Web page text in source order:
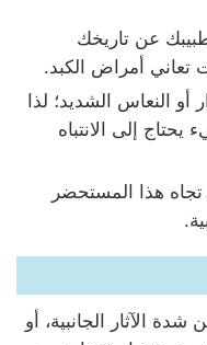
عن تاريخك
تعاني أمراض الكبد.
النعاس الشديد؛ لذا
إلى الانتباه
هذا المستحضر
الآثار الجانبية، أو